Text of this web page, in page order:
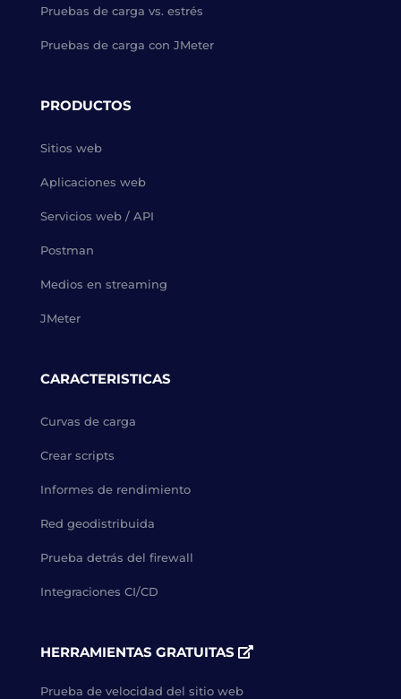
Pruebas de carga vs. estrés
Pruebas de carga con JMeter
PRODUCTOS
Sitios web
Aplicaciones web
Servicios web / API
Postman
Medios en streaming
JMeter
CARACTERISTICAS
Curvas de carga
Crear scripts
Informes de rendimiento
Red geodistribuida
Prueba detrás del firewall
Integraciones CI/CD
HERRAMIENTAS GRATUITAS
Prueba de velocidad del sitio web